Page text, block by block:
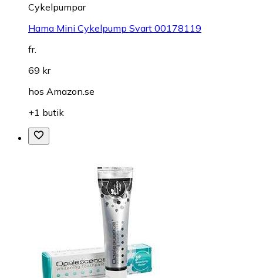
Cykelpumpar
Hama Mini Cykelpump Svart 00178119
fr.
69 kr
hos Amazon.se
+1 butik